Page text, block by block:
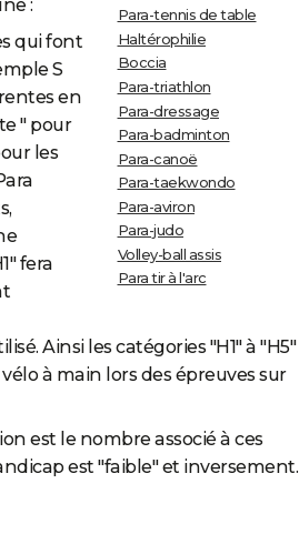
Para-tennis de table
Haltérophilie
Boccia
Para-triathlon
Para-dressage
Para-badminton
Para-canoë
Para-taekwondo
Para-aviron
Para-judo
Volley-ball assis
Para tir à l'arc
:
qui font
S
en
" pour
les
fera
Ainsi les catégories "H1" à "H5"
à main lors des épreuves sur
est le nombre associé à ces
est "faible" et inversement.